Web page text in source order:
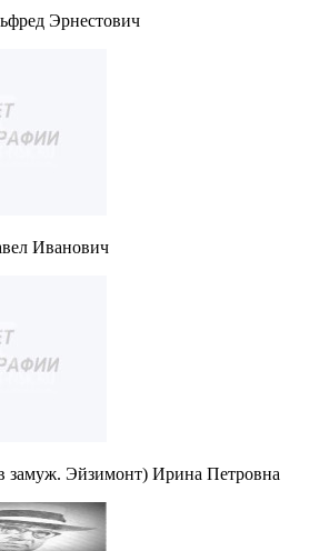
Эрнестович
Иванович
замуж. Эйзимонт) Ирина Петровна